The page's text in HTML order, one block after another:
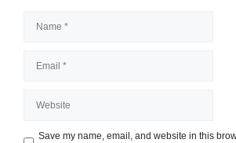
Save my name, email, and website in this